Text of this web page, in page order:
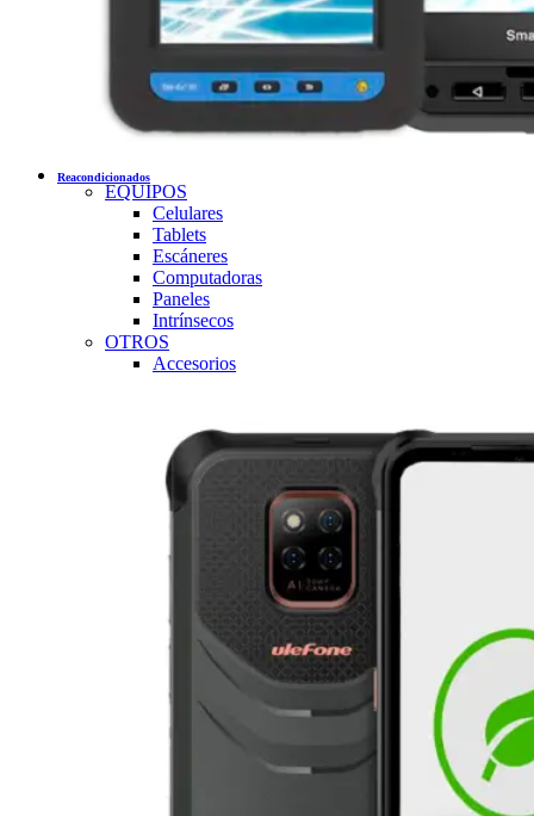
Reacondicionados
EQUIPOS
Celulares
Tablets
Escáneres
Computadoras
Paneles
Intrínsecos
OTROS
Accesorios